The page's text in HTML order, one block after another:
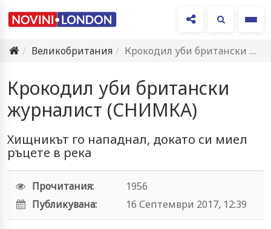
Великобритания
Крокодил уби британски журналист (СНИМКА)
Крокодил уби британски
журналист (СНИМКА)
Хищникът го нападнал, докато си миел
ръцете в река
Прочитания:
1956
Публикувана:
16 Септември 2017, 12:39